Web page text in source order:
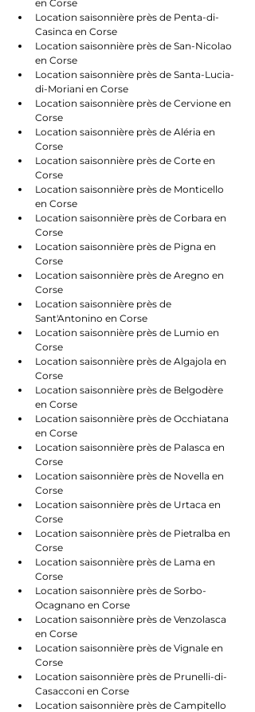
en Corse
Location saisonnière près de Penta-di-
Casinca en Corse
Location saisonnière près de San-Nicolao
en Corse
Location saisonnière près de Santa-Lucia-
di-Moriani en Corse
Location saisonnière près de Cervione en
Corse
Location saisonnière près de Aléria en
Corse
Location saisonnière près de Corte en
Corse
Location saisonnière près de Monticello
en Corse
Location saisonnière près de Corbara en
Corse
Location saisonnière près de Pigna en
Corse
Location saisonnière près de Aregno en
Corse
Location saisonnière près de
Sant'Antonino en Corse
Location saisonnière près de Lumio en
Corse
Location saisonnière près de Algajola en
Corse
Location saisonnière près de Belgodère
en Corse
Location saisonnière près de Occhiatana
en Corse
Location saisonnière près de Palasca en
Corse
Location saisonnière près de Novella en
Corse
Location saisonnière près de Urtaca en
Corse
Location saisonnière près de Pietralba en
Corse
Location saisonnière près de Lama en
Corse
Location saisonnière près de Sorbo-
Ocagnano en Corse
Location saisonnière près de Venzolasca
en Corse
Location saisonnière près de Vignale en
Corse
Location saisonnière près de Prunelli-di-
Casacconi en Corse
Location saisonnière près de Campitello